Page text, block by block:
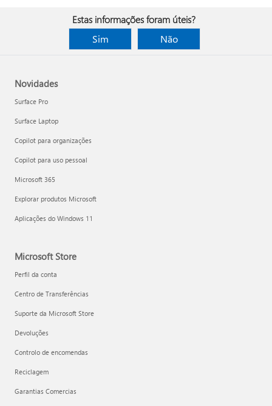
Estas informações foram úteis?
Sim
Não
Novidades
Surface Pro
Surface Laptop
Copilot para organizações
Copilot para uso pessoal
Microsoft 365
Explorar produtos Microsoft
Aplicações do Windows 11
Microsoft Store
Perfil da conta
Centro de Transferências
Suporte da Microsoft Store
Devoluções
Controlo de encomendas
Reciclagem
Garantias Comercias